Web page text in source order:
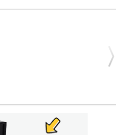
Το ePURE ICONIC
προηγμένες λειτουργίες